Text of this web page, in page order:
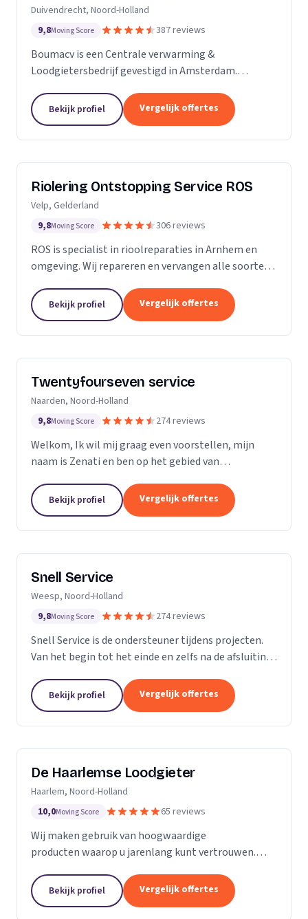
Duivendrecht, Noord-Holland
9,8Moving Score 387 reviews
Boumacv is een Centrale verwarming &
Loodgietersbedrijf gevestigd in Amsterdam.
installatiebedrijf, actief in alle facetten binnen de
verwarming en...
Bekijk profiel Vergelijk offertes
Riolering Ontstopping Service ROS
Velp, Gelderland
9,8Moving Score 306 reviews
ROS is specialist in rioolreparaties in Arnhem en
omgeving. Wij repareren en vervangen alle soorten
rioolherstel maken we gebruik van hoogwaardige...
Bekijk profiel Vergelijk offertes
Twentyfourseven service
Naarden, Noord-Holland
9,8Moving Score 274 reviews
Welkom, Ik wil mij graag even voorstellen, mijn
naam is Zenati en ben op het gebied van
meer dan 10 jaar ervaring, en geen probleem is voor
mij te...
Bekijk profiel Vergelijk offertes
Snell Service
Weesp, Noord-Holland
9,8Moving Score 274 reviews
Snell Service is de ondersteuner tijdens projecten.
Van het begin tot het einde en zelfs na de afsluiting
Bekijk profiel Vergelijk offertes
De Haarlemse Loodgieter
Haarlem, Noord-Holland
10,0Moving Score 65 reviews
Wij maken gebruik van hoogwaardige
producten waarop u jarenlang kunt vertrouwen.
uur per dag in om u van dienst te zijn. Want uw
wooncomfort verdient...
Bekijk profiel Vergelijk offertes